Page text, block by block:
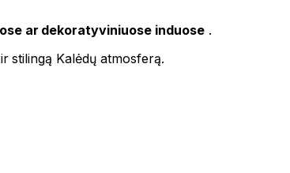
ar dekoratyviniuose induose.
stilingą Kalėdų atmosferą.